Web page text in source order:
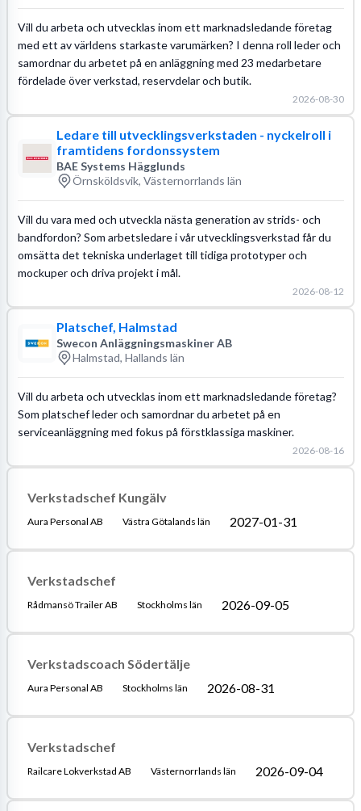
Vill du arbeta och utvecklas inom ett marknadsledande företag
med ett av världens starkaste varumärken? I denna roll leder och
samordnar du arbetet på en anläggning med 23 medarbetare
fördelade över verkstad, reservdelar och butik.
2026-08-30
Ledare till utvecklingsverkstaden - nyckelroll i
framtidens fordonssystem
BAE Systems Hägglunds
Örnsköldsvik, Västernorrlands län
Vill du vara med och utveckla nästa generation av strids- och
bandfordon? Som arbetsledare i vår utvecklingsverkstad får du
omsätta det tekniska underlaget till tidiga prototyper och
mockuper och driva projekt i mål.
2026-08-12
Platschef, Halmstad
Swecon Anläggningsmaskiner AB
Halmstad, Hallands län
Vill du arbeta och utvecklas inom ett marknadsledande företag?
Som platschef leder och samordnar du arbetet på en
serviceanläggning med fokus på förstklassiga maskiner.
2026-08-16
Verkstadschef Kungälv
Aura Personal AB Västra Götalands län 2027-01-31
Verkstadschef
Rådmansö Trailer AB Stockholms län 2026-09-05
Verkstadscoach Södertälje
Aura Personal AB Stockholms län 2026-08-31
Verkstadschef
Railcare Lokverkstad AB Västernorrlands län 2026-09-04